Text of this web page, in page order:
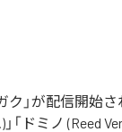
ク」が配信開始
「ドミノ (Reed